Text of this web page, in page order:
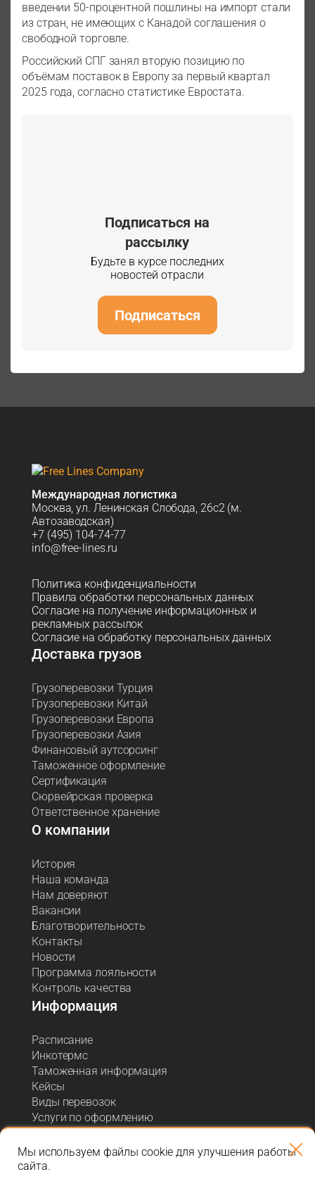
введении 50-процентной пошлины на импорт стали
из стран, не имеющих с Канадой соглашения о
свободной торговле.
Российский СПГ занял вторую позицию по
объёмам поставок в Европу за первый квартал
2025 года, согласно статистике Евростата.
Подписаться на
рассылку
Будьте в курсе последних
новостей отрасли
Подписаться
Международная логистика
Москва, ул. Ленинская Слобода, 26с2 (м.
Автозаводская)
+7 (495) 104-74-77
info@free-lines.ru
Политика конфиденциальности
Правила обработки персональных данных
Согласие на получение информационных и
рекламных рассылок
Согласие на обработку персональных данных
Доставка грузов
Грузоперевозки Турция
Грузоперевозки Китай
Грузоперевозки Европа
Грузоперевозки Азия
Финансовый аутсорсинг
Таможенное оформление
Сертификация
Сюрвейрская проверка
Ответственное хранение
О компании
История
Наша команда
Нам доверяют
Вакансии
Благотворительность
Контакты
Новости
Программа лояльности
Контроль качества
Информация
Расписание
Инкотермс
Таможенная информация
Кейсы
Виды перевозок
Услуги по оформлению
Акции и спецпредложения
Блог о логистике
Мы используем файлы cookie для улучшения работы
сайта.